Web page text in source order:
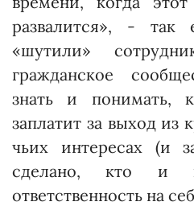
развалится», -
«шутили»
гражданское
знать и понимать,
заплатит за выход из
чьих интересах (и
сделано, кто и
ответственность на